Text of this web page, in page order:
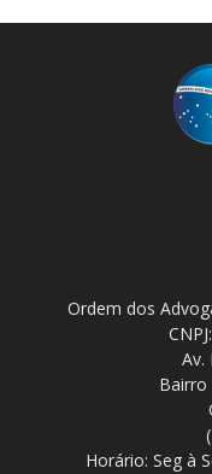
Ordem dos
Av.
Bairro
Horário: Seg à